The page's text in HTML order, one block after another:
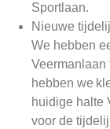
Sportlaan.
Nieuwe
We hebben
Veermanlaan
hebben we
huidige halte
voor de